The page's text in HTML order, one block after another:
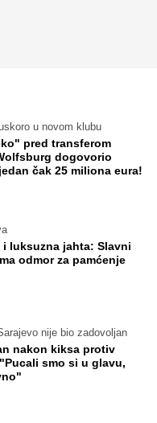
u novom klubu
pred transferom
dogovorio
čak 25 miliona eura!
i luksuzna jahta: Slavni
odmor za pamćenje
nije bio zadovoljan
nakon kiksa protiv
smo si u glavu,